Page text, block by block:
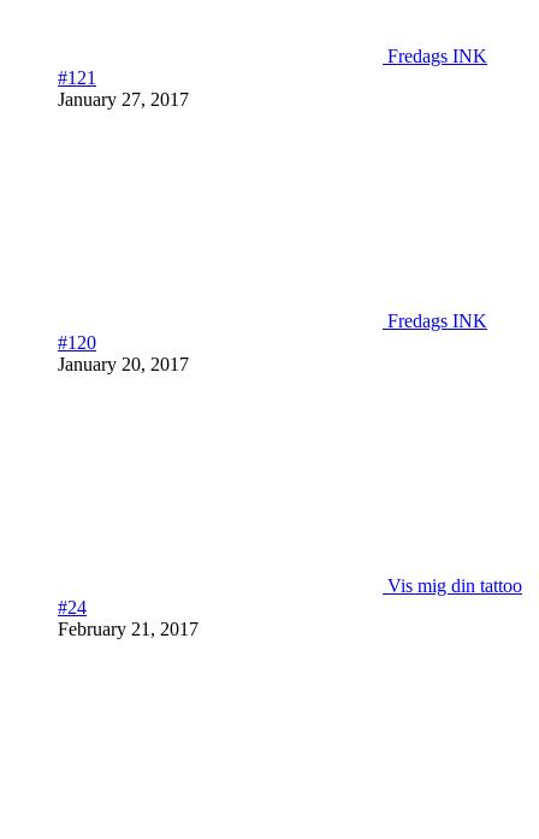
Fredags INK
#121
January 27, 2017
Fredags INK
#120
January 20, 2017
Vis mig din tattoo
#24
February 21, 2017